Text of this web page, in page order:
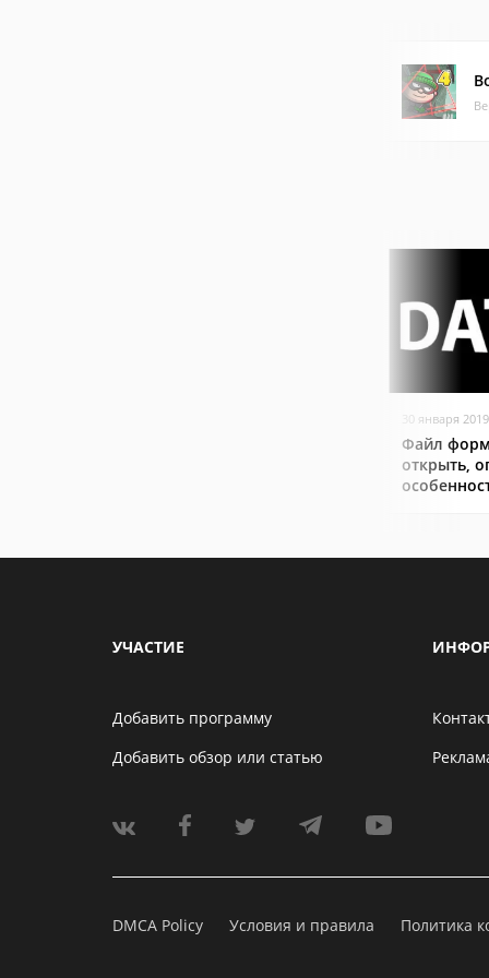
30 января 2019
Файл
открыть,
УЧАСТИЕ
Добавить программу
Добавить обзор или статью
DMCA Policy Условия и правила Политика